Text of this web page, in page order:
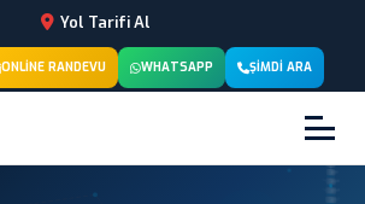
Yol Tarifi Al
ONLINE RANDEVU WHATSAPP ŞIMDI ARA